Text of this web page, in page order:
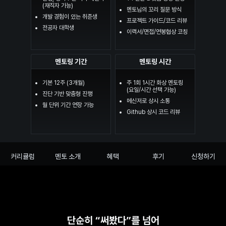
(재직자 가능)
개발 경험이 있는 취준생
전공자 대학생
멘토님의 꼬리 질문 방식
프로젝트 가이드/코드 리뷰
이력서/면접/연봉협상 코칭
멘토링 기간
기본 12주 (3개월)
진단 기반 맞춤형 진행
월 단위 기간 연장 가능
멘토링 시간
주 1회 1시간 화상 멘토링
(요일/시간 선택 가능)
메신저로 상시 소통
Github 상시 코드 리뷰
커리큘럼 멘토 소개 혜택 후기 신청하기
단순히 “써봤다”를 넘어